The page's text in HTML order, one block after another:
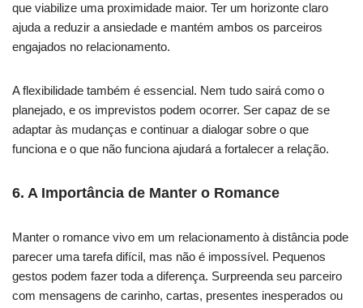
que viabilize uma proximidade maior. Ter um horizonte claro
ajuda a reduzir a ansiedade e mantém ambos os parceiros
engajados no relacionamento.
A flexibilidade também é essencial. Nem tudo sairá como o
planejado, e os imprevistos podem ocorrer. Ser capaz de se
adaptar às mudanças e continuar a dialogar sobre o que
funciona e o que não funciona ajudará a fortalecer a relação.
6. A Importância de Manter o Romance
Manter o romance vivo em um relacionamento à distância pode
parecer uma tarefa difícil, mas não é impossível. Pequenos
gestos podem fazer toda a diferença. Surpreenda seu parceiro
com mensagens de carinho, cartas, presentes inesperados ou